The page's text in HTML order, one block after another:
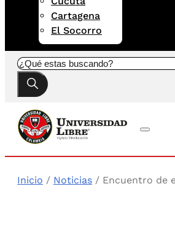
Cartagena
El Socorro
Buscar
Inicio / Noticias / Encuentro de